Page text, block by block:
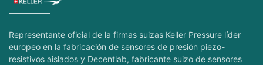
Representante oficial de la firmas suizas Keller Pressure líder
europeo en la fabricación de sensores de presión piezo-
resistivos aislados y Decentlab, fabricante suizo de sensores